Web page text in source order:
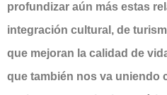
profundizar aún más estas
integración cultural, de
que mejoran la calidad de
que también nos va uniendo